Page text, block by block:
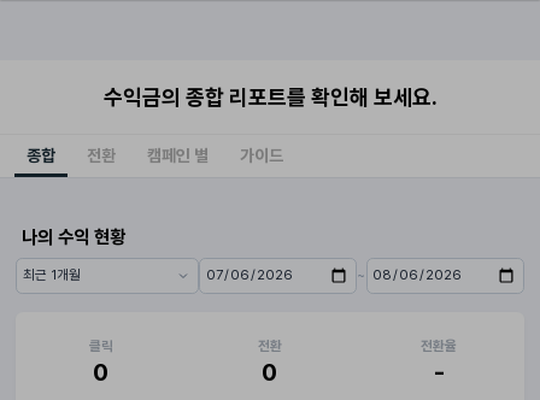
수익금의 종합 리포트를 확인해 보세요.
종합 전환 캠페인 별 가이드
나의 수익 현황
기간 프리셋 시작일 ~
종료일
클릭
0
전환
0
전환율
-